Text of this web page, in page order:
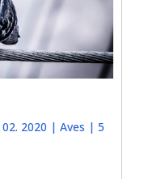
02. 2020 |Aves |5